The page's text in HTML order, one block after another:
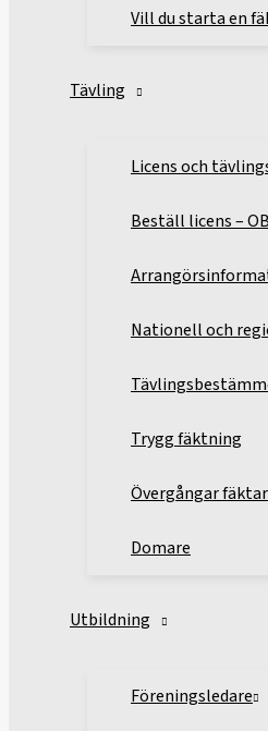
Vill du starta en
Tävling
Licens och
Beställ licens –
Nationell och
Trygg fäktning
Övergångar
Domare
Utbildning
Föreningsledare